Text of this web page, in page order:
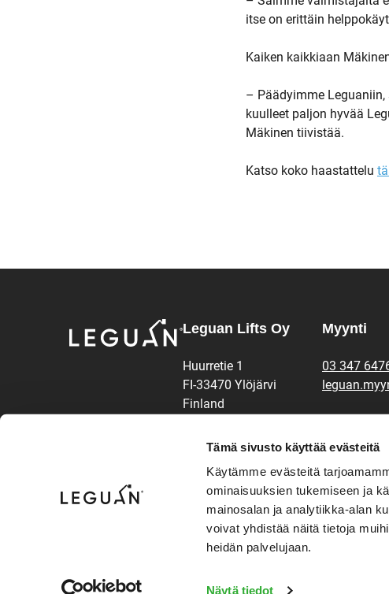
Tämä sivusto käyttää evästeitä
Käytämme evästeitä
ominaisuuksien tukemiseen ja
mainosalan ja analytiikka-alan
voivat yhdistää näitä tietoja
heidän palvelujaan.
Näytä tiedot
itse on erittäin
Kaiken kaikkiaan
– Päädyimme
kuulleet paljon hyvää
Mäkinen tiivistää.
Katso koko haastattelu
Leguan Lifts Oy
Huurretie 1
FI-33470 Ylöjärvi
Finland
InstagramFacebook
LinkedInYoutube
Käyttöehdot ja tietosuoja
Myynti
03 347
03 347